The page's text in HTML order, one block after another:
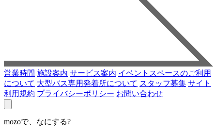
営業時間 施設案内 サービス案内 イベントスペースのご利用
について 大型バス専用発着所について スタッフ募集 サイト
利用規約 プライバシーポリシー お問い合わせ
mozoで、なにする?